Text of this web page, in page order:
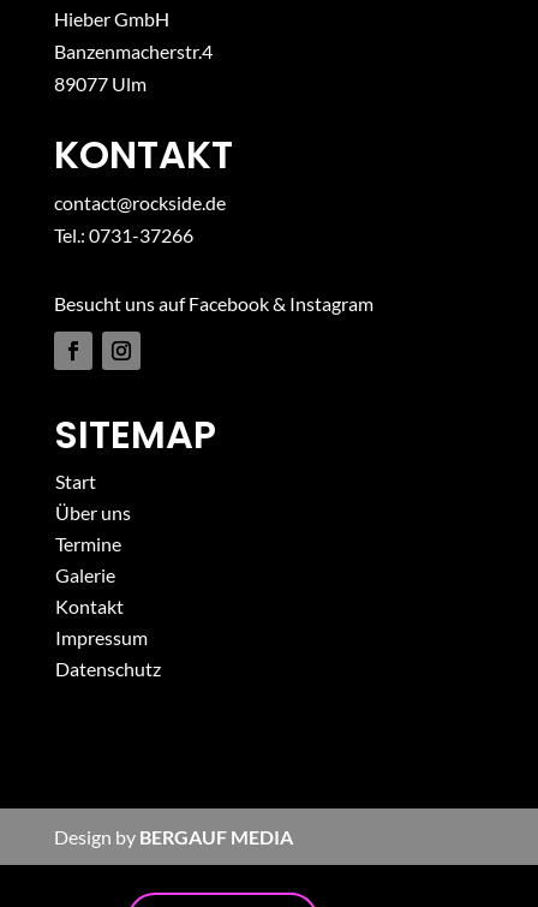
Hieber GmbH
Banzenmacherstr.4
89077 Ulm
KONTAKT
contact@rockside.de
Tel.: 0731-37266
Besucht uns auf Facebook & Instagram
SITEMAP
Start
Über uns
Termine
Galerie
Kontakt
Impressum
Datenschutz
Design by BERGAUF MEDIA